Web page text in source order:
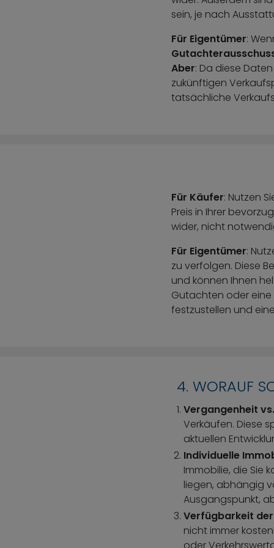
sein, je nach
Für Eigentümer:
Aber: Da diese
zukünftigen
tatsächliche
Für Käufer: Nutzen
Preis in Ihrer
wider, nicht
Für Eigentümer:
zu verfolgen. Diese
und können Ihnen
Gutachten oder eine
festzustellen und
4. WORAUF
Vergangenheit
Verkäufen. Diese
aktuellen
Individuelle
Immobilie, die Sie
liegen, abhängig
Ausgangspunkt,
Verfügbarkeit
nicht immer